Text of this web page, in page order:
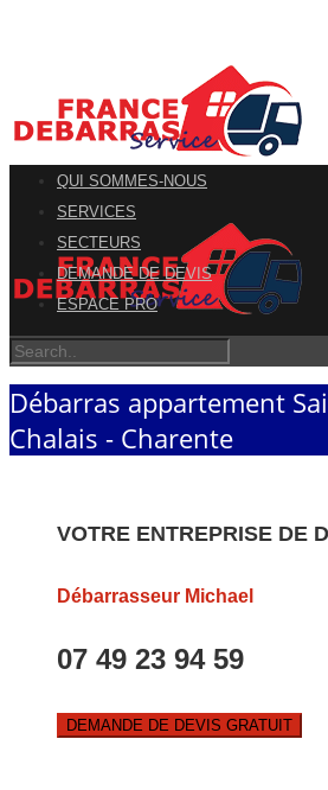
QUI SOMMES-NOUS
SERVICES
SECTEURS
DEMANDE DE DEVIS
ESPACE PRO
Débarras appartement
Chalais - Charente
VOTRE ENTREPRISE DE
Débarrasseur Michael
07 49 23 94 59
DEMANDE DE DEVIS GRATUIT